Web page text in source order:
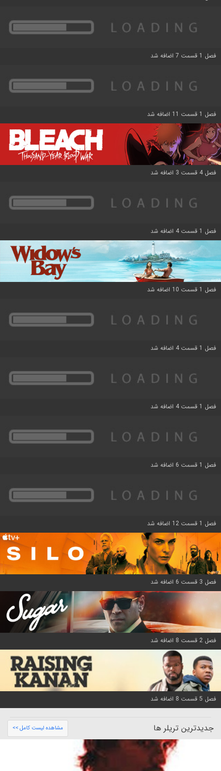
فصل 1 قسمت 7 اضافه شد
فصل 1 قسمت 11 اضافه شد
فصل 4 قسمت 3 اضافه شد
فصل 1 قسمت 4 اضافه شد
فصل 1 قسمت 10 اضافه شد
فصل 1 قسمت 4 اضافه شد
فصل 1 قسمت 4 اضافه شد
فصل 1 قسمت 6 اضافه شد
فصل 1 قسمت 12 اضافه شد
فصل 3 قسمت 6 اضافه شد
فصل 2 قسمت 8 اضافه شد
فصل 5 قسمت 8 اضافه شد
جدیدترین تریلر ها مشاهده لیست کامل >>